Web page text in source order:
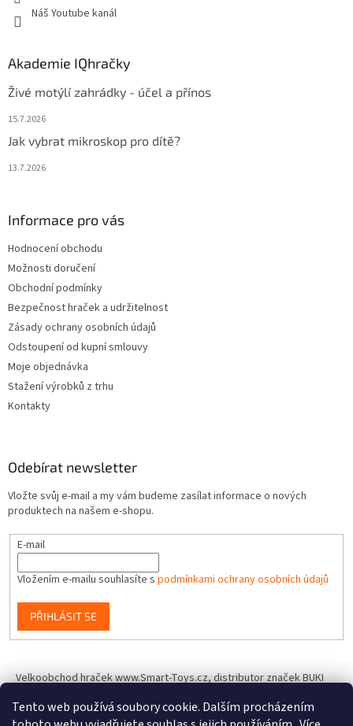
Tento web používá soubory cookie. Dalším procházením
Náš Youtube kanál
Akademie IQhračky
Živé motýlí zahrádky - účel a přínos
15.7.2026
Jak vybrat mikroskop pro dítě?
13.7.2026
Informace pro vás
Hodnocení obchodu
Možnosti doručení
Obchodní podmínky
Bezpečnost hraček a udržitelnost
Zásady ochrany osobních údajů
Odstoupení od kupní smlouvy
Moje objednávka
Stažení výrobků z trhu
Kontakty
Odebírat newsletter
Vložte svůj e-mail a my vám budeme zasílat informace o nových
produktech na našem e-shopu.
E-mail
Vložením e-mailu souhlasíte s podmínkami ochrany osobních údajů
PŘIHLÁSIT SE
Velkoobchod hraček www.Smart-Toys.cz, distributor značek BUKI